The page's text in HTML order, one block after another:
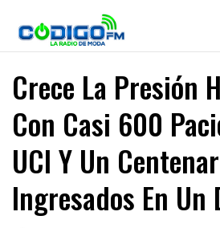
Crece La Presión
Con Casi 600
UCI Y Un
Ingresados En Un